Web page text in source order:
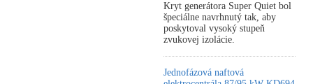
Kryt generátora Super Quiet bol
špeciálne navrhnutý tak, aby
poskytoval vysoký stupeň
zvukovej izolácie.
Jednofázová naftová